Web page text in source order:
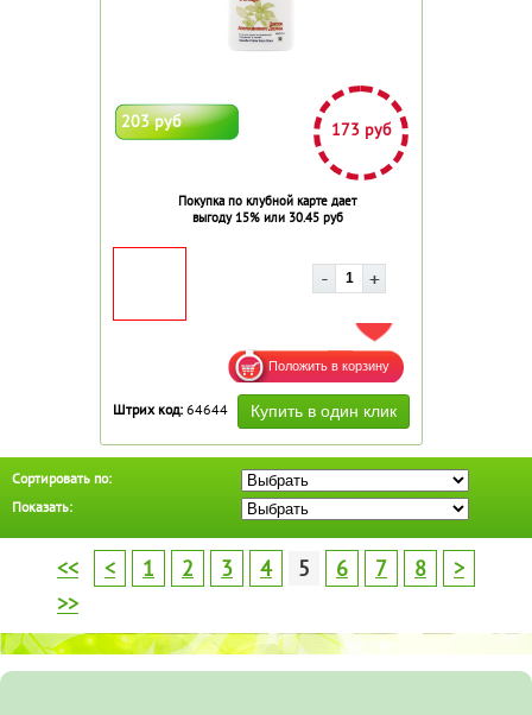
203 руб 173 руб
Покупка по клубной карте дает
выгоду 15% или 30.45 руб
ДОБАВИТЬ В ИЗБРАННОЕ
Штрих код: 64644
Сортировать по:
Показать:
<< < 1 2 3 4 5 6 7 8
>
>>